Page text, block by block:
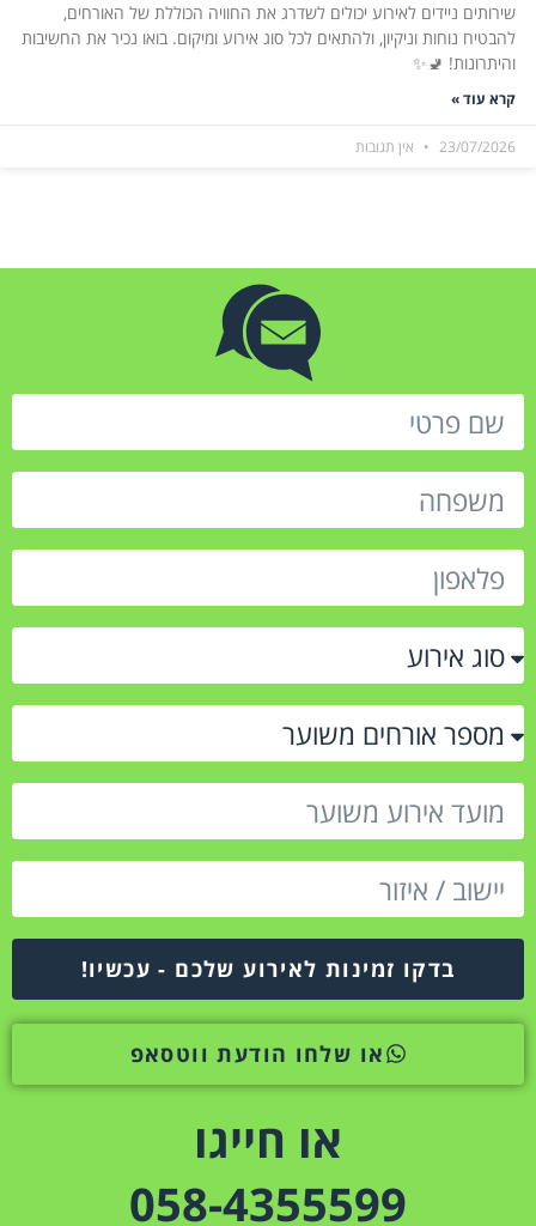
שירותים ניידים לאירוע יכולים לשדרג את החוויה הכוללת של האורחים,
להבטיח נוחות וניקיון, ולהתאים לכל סוג אירוע ומיקום. בואו נכיר את החשיבות
והיתרונות! 🚽✨
קרא עוד »
23/07/2026 אין תגובות
בדקו זמינות לאירוע שלכם - עכשיו!
או שלחו הודעת ווטסאפ
או חייגו
058-4355599